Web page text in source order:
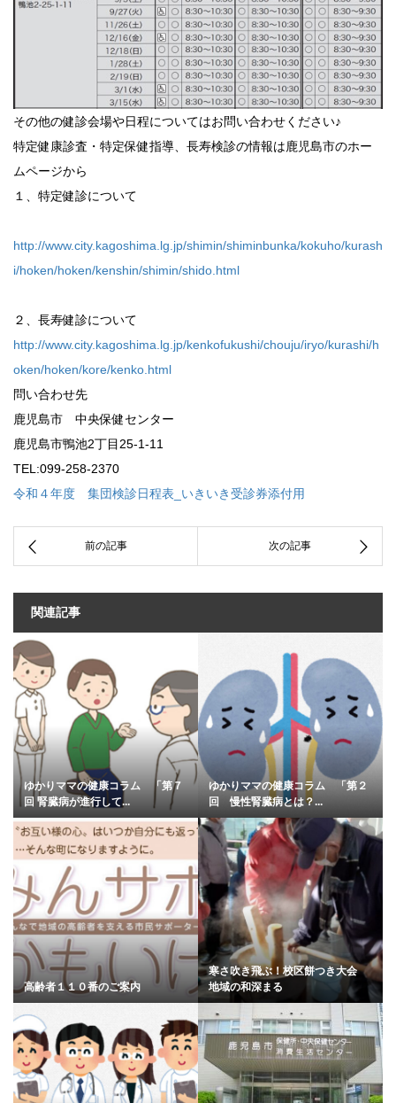
その他の健診会場や日程についてはお問い合わせください♪
特定健康診査・特定保健指導、長寿検診の情報は鹿児島市のホー
ムページから
１、特定健診について
http://www.city.kagoshima.lg.jp/shimin/shiminbunka/kokuho/kurash
i/hoken/hoken/kenshin/shimin/shido.html
２、長寿健診について
http://www.city.kagoshima.lg.jp/kenkofukushi/chouju/iryo/kurashi/h
oken/hoken/kore/kenko.html
問い合わせ先
鹿児島市 中央保健センター
鹿児島市鴨池2丁目25-1-11
TEL:099-258-2370
令和４年度 集団検診日程表_いきいき受診券添付用
関連記事
ゆかりママの健康コラム 「第７
回 腎臓病が進行して...
ゆかりママの健康コラム 「第２
回 慢性腎臓病とは？...
高齢者１１０番のご案内
寒さ吹き飛ぶ！校区餅つき大会
地域の和深まる